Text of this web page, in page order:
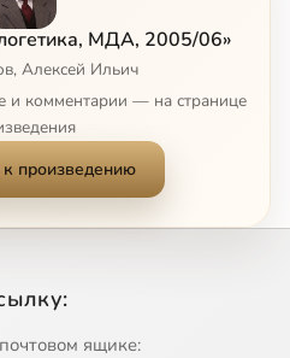
служения Церкви
концепции РПЦ
МДА, 2005/06»
Алексей Ильич
и комментарии — на странице
произведению
ящике: